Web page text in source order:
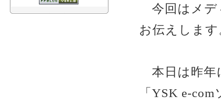
今回はメデ
お伝えします
本日は昨年
「YSK e-